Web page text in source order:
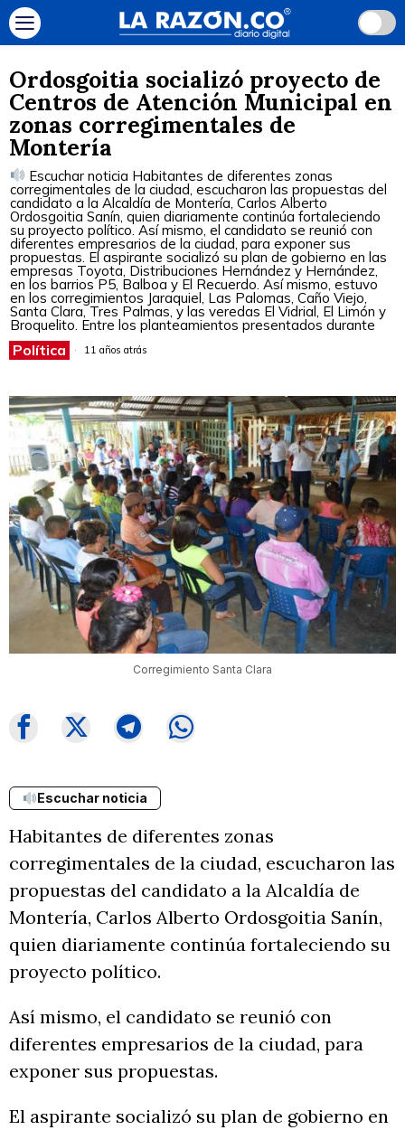
Ordosgoitia socializó proyecto de
Centros de Atención Municipal en
zonas corregimentales de
Montería
Escuchar noticia Habitantes de diferentes zonas
corregimentales de la ciudad, escucharon las propuestas del
candidato a la Alcaldía de Montería, Carlos Alberto
Ordosgoitia Sanín, quien diariamente continúa fortaleciendo
su proyecto político. Así mismo, el candidato se reunió con
diferentes empresarios de la ciudad, para exponer sus
propuestas. El aspirante socializó su plan de gobierno en las
empresas Toyota, Distribuciones Hernández y Hernández,
en los barrios P5, Balboa y El Recuerdo. Así mismo, estuvo
en los corregimientos Jaraquiel, Las Palomas, Caño Viejo,
Santa Clara, Tres Palmas, y las veredas El Vidrial, El Limón y
Broquelito. Entre los planteamientos presentados durante
Política 11 años atrás
Corregimiento Santa Clara
Escuchar noticia
Habitantes de diferentes zonas
corregimentales de la ciudad, escucharon las
propuestas del candidato a la Alcaldía de
Montería, Carlos Alberto Ordosgoitia Sanín,
quien diariamente continúa fortaleciendo su
proyecto político.
Así mismo, el candidato se reunió con
diferentes empresarios de la ciudad, para
exponer sus propuestas.
El aspirante socializó su plan de gobierno en